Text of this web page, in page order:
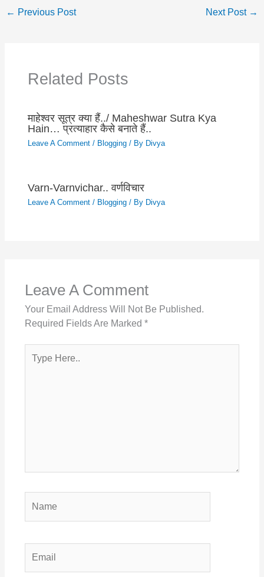
← Previous Post Next Post →
Related Posts
माहेश्वर सूत्र क्या हैं../ Maheshwar Sutra Kya
Hain… प्रत्याहार कैसे बनाते हैं..
Leave A Comment / Blogging / By Divya
Varn-Varnvichar.. वर्णविचार
Leave A Comment / Blogging / By Divya
Leave A Comment
Your Email Address Will Not Be Published.
Required Fields Are Marked *
Here..